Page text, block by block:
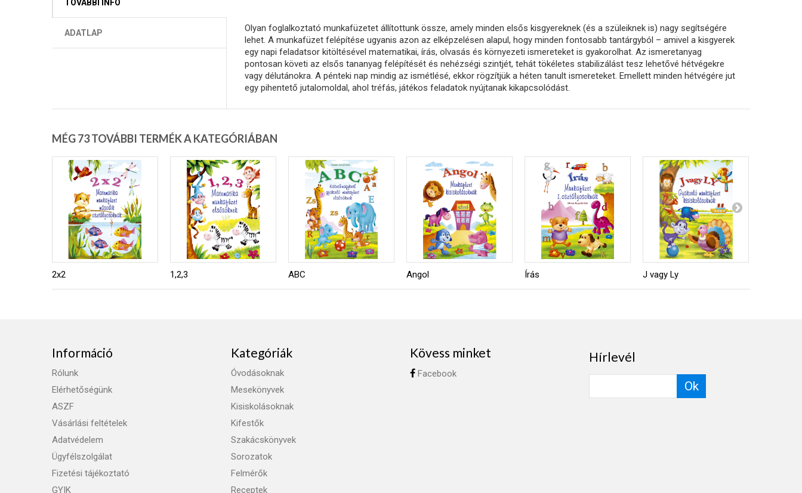
TOVÁBBI INFÓ
ADATLAP
Olyan foglalkoztató munkafüzetet állítottunk össze, amely minden elsős kisgyereknek (és a szüleiknek is) nagy segítségére
lehet. A munkafüzet felépítése ugyanis azon az elképzelésen alapul, hogy minden fontosabb tantárgyból – amivel a kisgyerek
egy napi feladatsor kitöltésével matematikai, írás, olvasás és környezeti ismereteket is gyakorolhat. Az ismeretanyag
pontosan követi az elsős tananyag felépítését és nehézségi szintjét, tehát tökéletes stabilizálást tesz lehetővé hétvégekre
vagy délutánokra. A pénteki nap mindig az ismétlésé, ekkor rögzítjük a héten tanult ismereteket. Emellett minden hétvégére jut
egy pihentető jutalomoldal, ahol tréfás, játékos feladatok nyújtanak kikapcsolódást.
MÉG 73 TOVÁBBI TERMÉK A KATEGÓRIÁBAN
2x2 1,2,3 ABC Angol Írás J vagy Ly
Információ
Rólunk
Elérhetőségünk
ASZF
Vásárlási feltételek
Adatvédelem
Ügyfélszolgálat
Fizetési tájékoztató
GYIK
Kategóriák
Óvodásoknak
Mesekönyvek
Kisiskolásoknak
Kifestők
Szakácskönyvek
Sorozatok
Felmérők
Receptek
Kövess minket
Facebook
Hírlevél
Ok